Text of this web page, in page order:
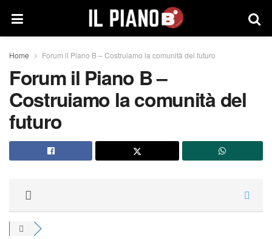
Home Forum il Piano B – Costruiamo la comunità del futuro
Forum il Piano B –
Costruiamo la comunità del
futuro